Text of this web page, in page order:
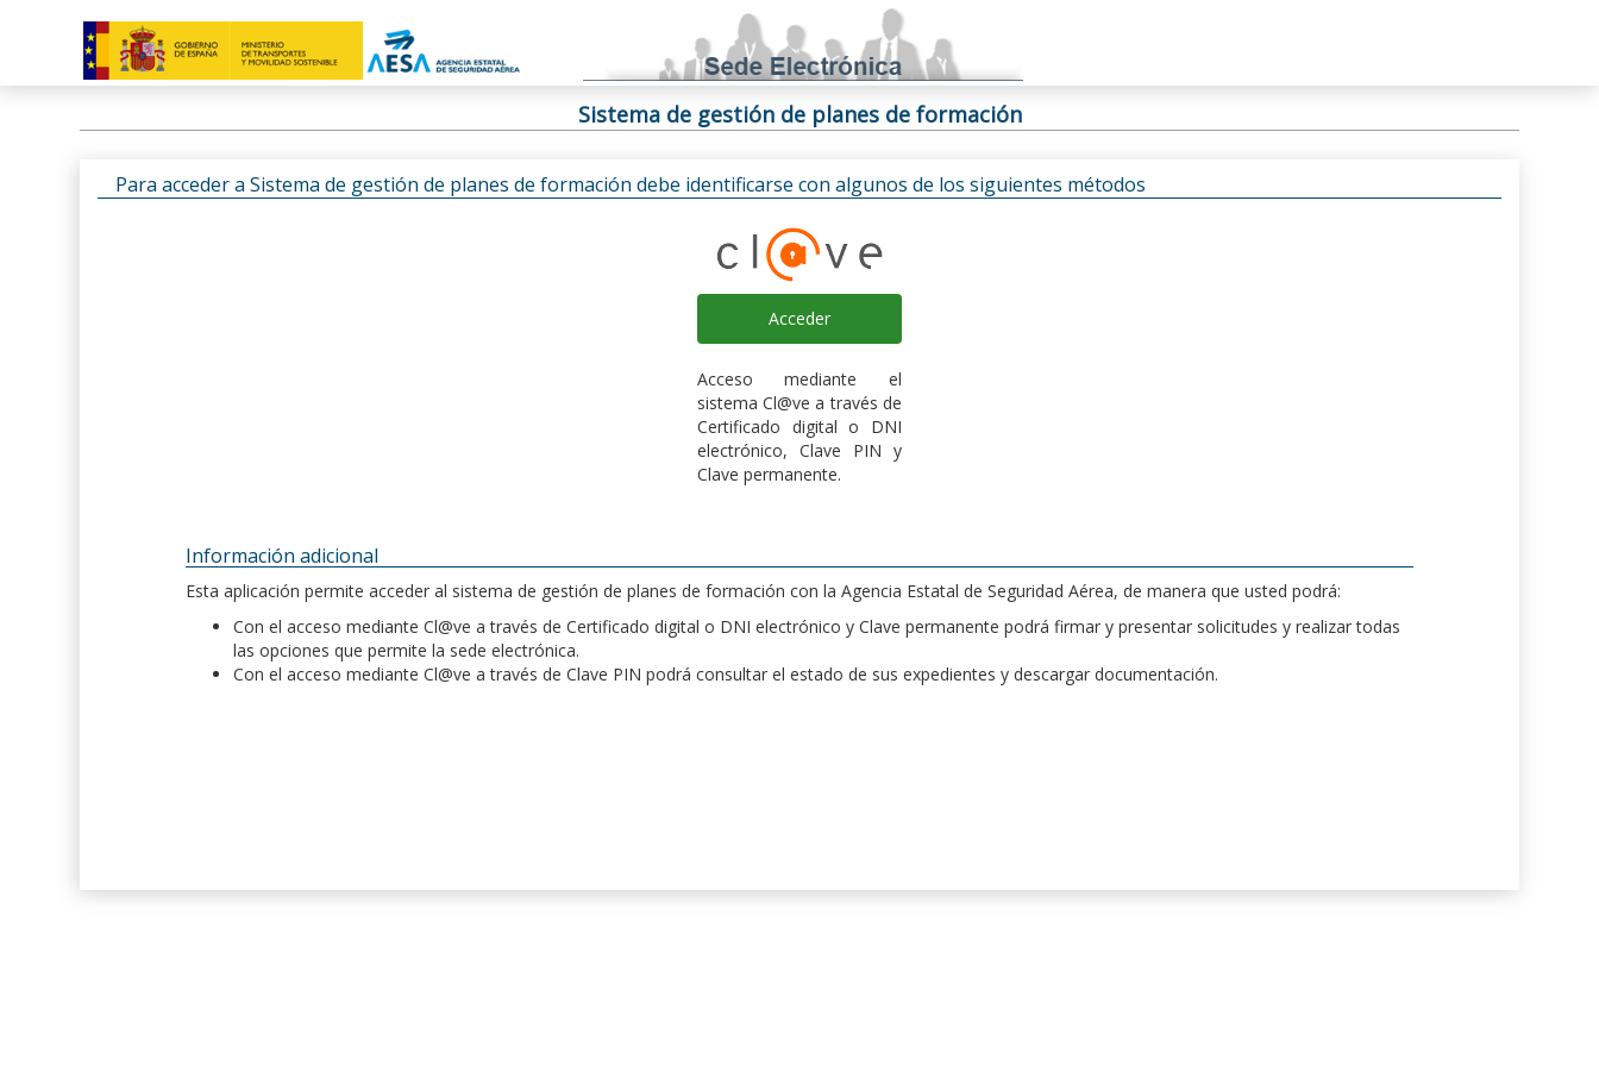
Sistema de gestión de planes de formación
Para acceder a Sistema de gestión de planes de formación debe identificarse con algunos de los siguientes métodos
Acceder
Acceso mediante el
sistema Cl@ve a través de
Certificado digital o DNI
electrónico, Clave PIN y
Clave permanente.
Información adicional
Esta aplicación permite acceder al sistema de gestión de planes de formación con la Agencia Estatal de Seguridad Aérea, de manera que usted podrá:
Con el acceso mediante Cl@ve a través de Certificado digital o DNI electrónico y Clave permanente podrá firmar y presentar solicitudes y realizar todas
las opciones que permite la sede electrónica.
Con el acceso mediante Cl@ve a través de Clave PIN podrá consultar el estado de sus expedientes y descargar documentación.